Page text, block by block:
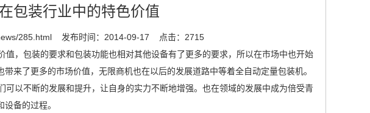
包装行业中的特色价值
285.html 发布时间：2014-09-17
点击：2715
值，包装的要求和包装功能也相对其他设备有了更多的要求，所以在市场中也开始
来了更多的市场价值，无限商机也在以后的发展道路中等着全自动定量包装机。
可以不断的发展和提升，让自身的实力不断地增强。也在领域的发展中成为倍受青
备的过程。